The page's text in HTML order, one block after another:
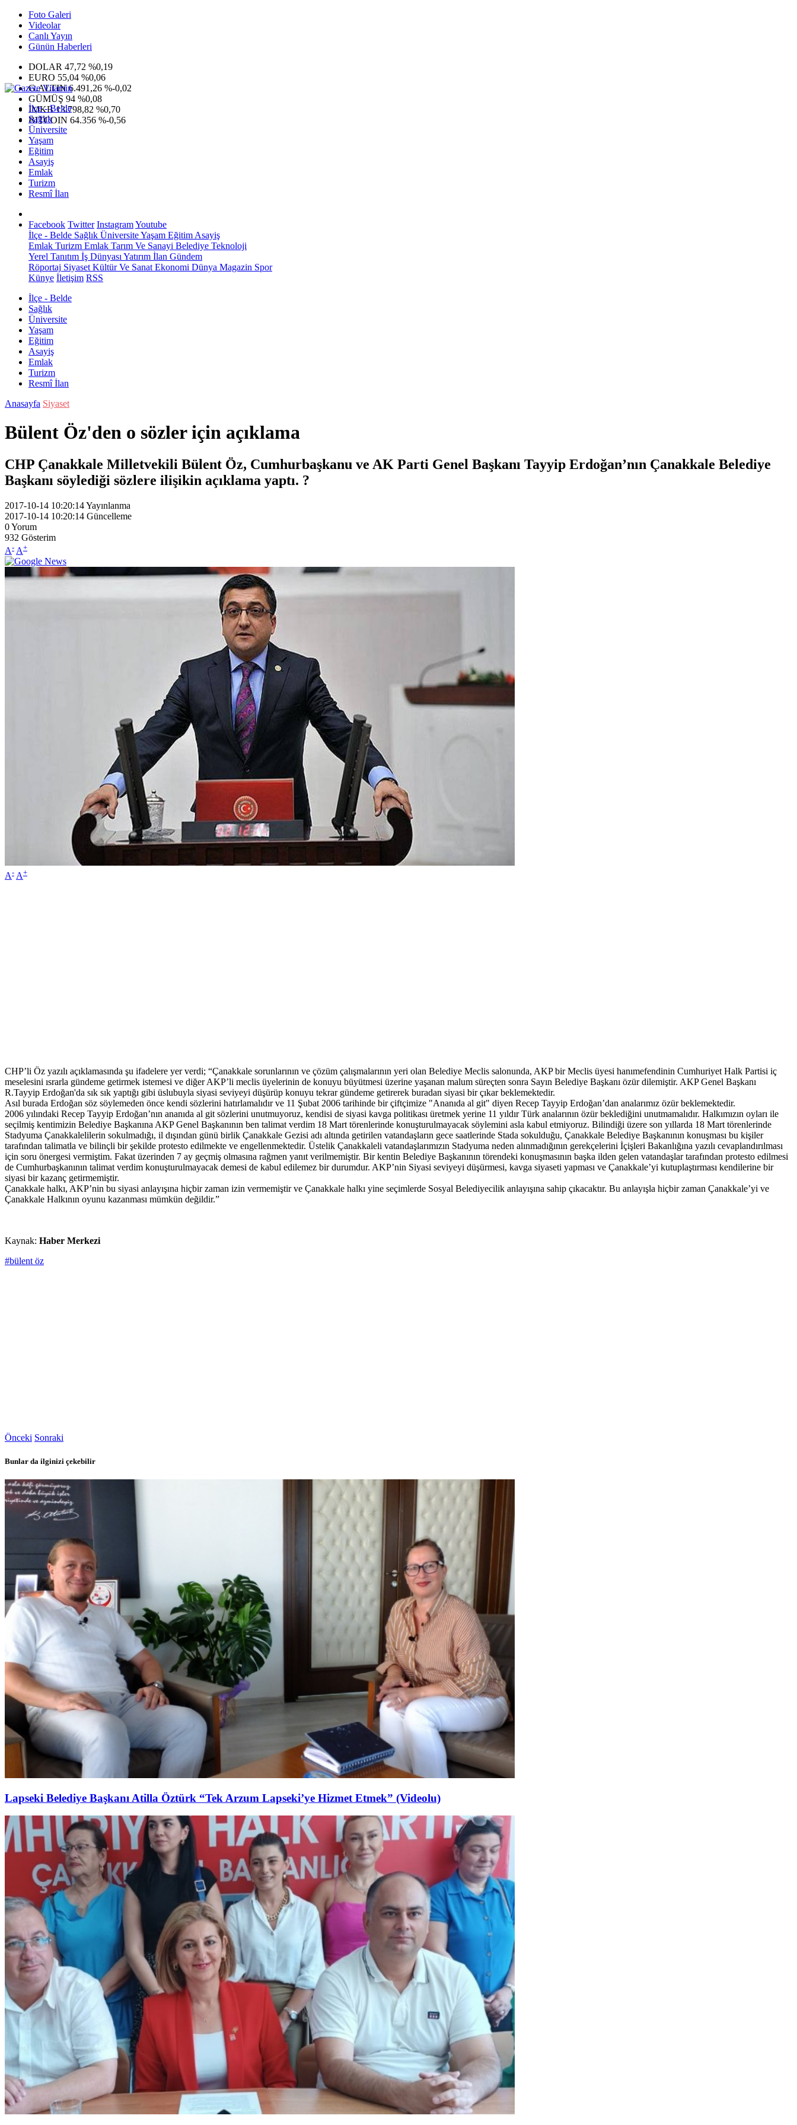
Foto Galeri
Videolar
Canlı Yayın
Günün Haberleri
DOLAR 47,72 %0,19
EURO 55,04 %0,06
G.ALTIN6.491,26 %-0,02
GÜMÜŞ 94 %0,08
IMKB13.798,82 %0,70
BITCOIN 64.356 %-0,56
İlçe - Belde
Sağlık
Üniversite
Yaşam
Eğitim
Asayiş
Emlak
Turizm
Resmî İlan
Facebook Twitter InstagramYoutube
İlçe - Belde Sağlık ÜniversiteYaşam Eğitim Asayiş
Emlak Turizm Emlak Tarım Ve Sanayi Belediye Teknoloji
Yerel Tanıtım İş Dünyası Yatırım İlan Gündem
Röportaj Siyaset Kültür Ve Sanat Ekonomi Dünya Magazin Spor
Künye İletişim RSS
İlçe - Belde
Sağlık
Üniversite
Yaşam
Eğitim
Asayiş
Emlak
Turizm
Resmî İlan
Anasayfa Siyaset
Bülent Öz'den o sözler için açıklama
CHP Çanakkale Milletvekili Bülent Öz, Cumhurbaşkanu ve AK Parti Genel Başkanı Tayyip Erdoğan’nın Çanakkale Belediye
Başkanı söylediği sözlere ilişikin açıklama yaptı. ?
2017-10-14 10:20:14Yayınlanma
2017-10-14 10:20:14 Güncelleme
0Yorum
932 Gösterim
A- A+
A- A+
CHP’li Öz yazılı açıklamasında şu ifadelere yer verdi; “Çanakkale sorunlarının ve çözüm çalışmalarının yeri olan Belediye Meclis salonunda, AKP bir Meclis üyesi hanımefendinin Cumhuriyet Halk Partisi iç
meselesini ısrarla gündeme getirmek istemesi ve diğer AKP’li meclis üyelerinin de konuyu büyütmesi üzerine yaşanan malum süreçten sonra Sayın Belediye Başkanı özür dilemiştir. AKP Genel Başkanı
R.Tayyip Erdoğan'da sık sık yaptığı gibi üslubuyla siyasi seviyeyi düşürüp konuyu tekrar gündeme getirerek buradan siyasi bir çıkar beklemektedir.
Asıl burada Erdoğan söz söylemeden önce kendi sözlerini hatırlamalıdır ve 11 Şubat 2006 tarihinde bir çiftçimize "Ananıda al git" diyen Recep Tayyip Erdoğan’dan analarımız özür beklemektedir.
2006 yılındaki Recep Tayyip Erdoğan’nın ananıda al git sözlerini unutmuyoruz, kendisi de siyasi kavga politikası üretmek yerine 11 yıldır Türk analarının özür beklediğini unutmamalıdır. Halkımızın oyları ile
seçilmiş kentimizin Belediye Başkanına AKP Genel Başkanının ben talimat verdim 18 Mart törenlerinde konuşturulmayacak söylemini asla kabul etmiyoruz. Bilindiği üzere son yıllarda 18 Mart törenlerinde
Stadyuma Çanakkalelilerin sokulmadığı, il dışından günü birlik Çanakkale Gezisi adı altında getirilen vatandaşların gece saatlerinde Stada sokulduğu, Çanakkale Belediye Başkanının konuşması bu kişiler
tarafından talimatla ve bilinçli bir şekilde protesto edilmekte ve engellenmektedir. Üstelik Çanakkaleli vatandaşlarımızın Stadyuma neden alınmadığının gerekçelerini İçişleri Bakanlığına yazılı cevaplandırılması
için soru önergesi vermiştim. Fakat üzerinden 7 ay geçmiş olmasına rağmen yanıt verilmemiştir. Bir kentin Belediye Başkanının törendeki konuşmasının başka ilden gelen vatandaşlar tarafından protesto edilmesi
de Cumhurbaşkanının talimat verdim konuşturulmayacak demesi de kabul edilemez bir durumdur. AKP’nin Siyasi seviyeyi düşürmesi, kavga siyaseti yapması ve Çanakkale’yi kutuplaştırması kendilerine bir
siyasi bir kazanç getirmemiştir.
Çanakkale halkı, AKP’nin bu siyasi anlayışına hiçbir zaman izin vermemiştir ve Çanakkale halkı yine seçimlerde Sosyal Belediyecilik anlayışına sahip çıkacaktır. Bu anlayışla hiçbir zaman Çanakkale’yi ve
Çanakkale Halkının oyunu kazanması mümkün değildir.”
Kaynak: Haber Merkezi
#bülent öz
Önceki Sonraki
Bunlar da ilginizi çekebilir
Lapseki Belediye Başkanı Atilla Öztürk “Tek Arzum Lapseki’ye Hizmet Etmek” (Videolu)